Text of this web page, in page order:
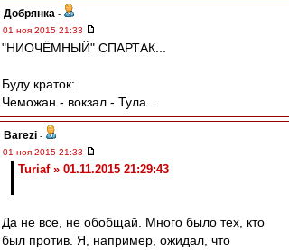
Добрянка -
01 ноя 2015 21:33
"НИОЧЁМНЫЙ" СПАРТАК...
Буду краток:
Чеможан - вокзал - Тула...
Barezi -
01 ноя 2015 21:33
Turiaf » 01.11.2015 21:29:43
Да не все, не обобщай. Много было тех, кто
был против. Я, например, ожидал, что